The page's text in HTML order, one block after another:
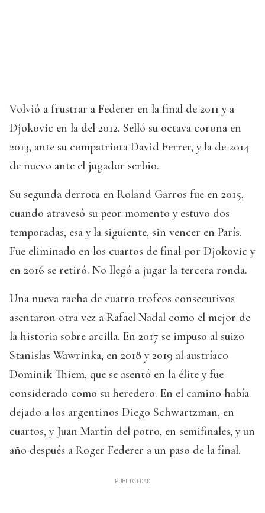
Volvió a frustrar a Federer en la final de 2011 y a
Djokovic en la del 2012. Selló su octava corona en
2013, ante su compatriota David Ferrer, y la de 2014
de nuevo ante el jugador serbio.
Su segunda derrota en Roland Garros fue en 2015,
cuando atravesó su peor momento y estuvo dos
temporadas, esa y la siguiente, sin vencer en París.
Fue eliminado en los cuartos de final por Djokovic y
en 2016 se retiró. No llegó a jugar la tercera ronda.
Una nueva racha de cuatro trofeos consecutivos
asentaron otra vez a Rafael Nadal como el mejor de
la historia sobre arcilla. En 2017 se impuso al suizo
Stanislas Wawrinka, en 2018 y 2019 al austríaco
Dominik Thiem, que se asentó en la élite y fue
considerado como su heredero. En el camino había
dejado a los argentinos Diego Schwartzman, en
cuartos, y Juan Martín del potro, en semifinales, y un
año después a Roger Federer a un paso de la final.